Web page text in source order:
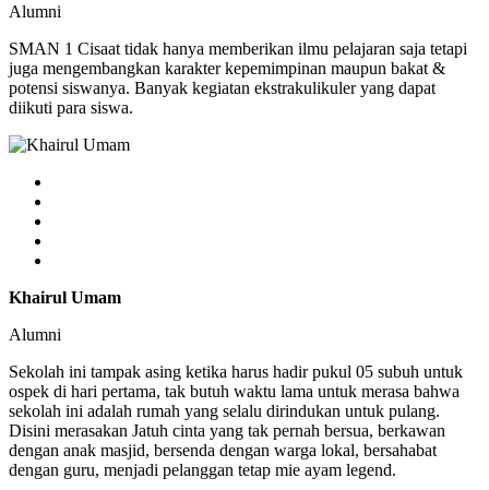
Alumni
SMAN 1 Cisaat tidak hanya memberikan ilmu pelajaran saja tetapi
juga mengembangkan karakter kepemimpinan maupun bakat &
potensi siswanya. Banyak kegiatan ekstrakulikuler yang dapat
diikuti para siswa.
Khairul Umam
Alumni
Sekolah ini tampak asing ketika harus hadir pukul 05 subuh untuk
ospek di hari pertama, tak butuh waktu lama untuk merasa bahwa
sekolah ini adalah rumah yang selalu dirindukan untuk pulang.
Disini merasakan Jatuh cinta yang tak pernah bersua, berkawan
dengan anak masjid, bersenda dengan warga lokal, bersahabat
dengan guru, menjadi pelanggan tetap mie ayam legend.